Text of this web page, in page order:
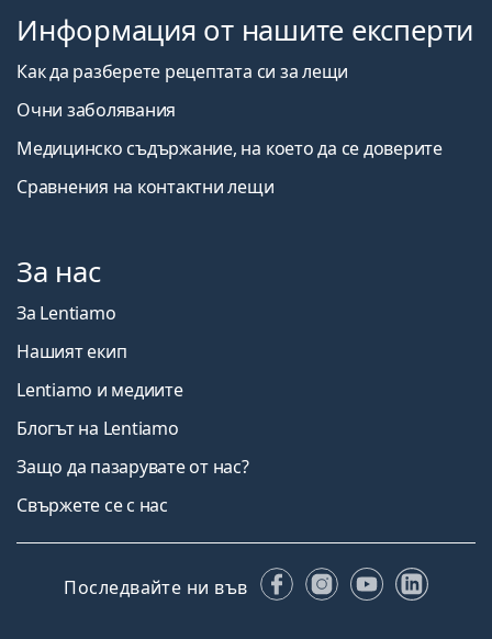
Информация от нашите експерти
Как да разберете рецептата си за лещи
Очни заболявания
Медицинско съдържание, на което да се доверите
Сравнения на контактни лещи
За нас
За Lentiamo
Нашият екип
Lentiamo и медиите
Блогът на Lentiamo
Защо да пазарувате от нас?
Свържете се с нас
Последвайте ни във FacebookInstagram
YouTube